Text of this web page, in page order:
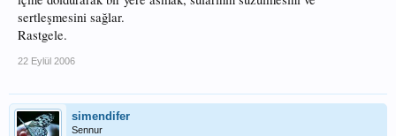
sertleşmesini sağlar.
Rastgele.
22 Eylül 2006
simendifer
Sennur